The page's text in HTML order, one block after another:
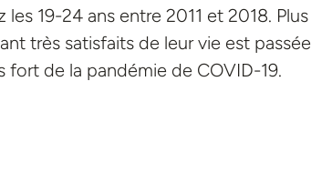
19-24 ans entre 2011 et 2018. Plus
très satisfaits de leur vie est passée
fort de la pandémie de COVID-19.